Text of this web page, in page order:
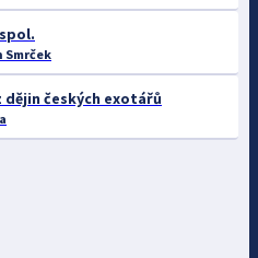
Smrček
českých exotářů